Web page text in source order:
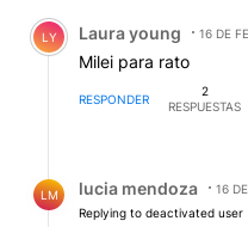
Comentario de Laura
LY Laura young 16 DE
Milei para rato
RESPONDER
2
RESPUESTAS
LM lucia mendoza
16
Replying to deactivated user